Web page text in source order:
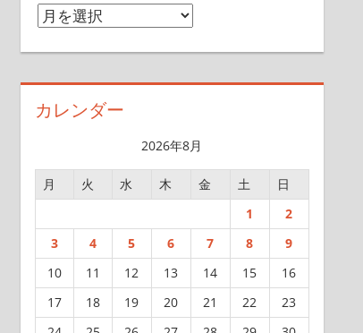
ア
ブ
カレンダー
2026年8月
月 火 水 木 金 土
日
1
2
3
4 5 6 7 8
9
10
11 12 13 14 15
16
17
18 19 20 21 22
23